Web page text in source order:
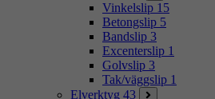
Vinkelslip 15
Betongslip 5
Bandslip 3
Excenterslip 1
Golvslip 3
Tak/väggslip 1
Elverktyg 43